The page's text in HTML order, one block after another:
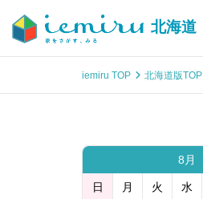
北海道
iemiru TOP 北海道版TOP
8月
日 月 火 水